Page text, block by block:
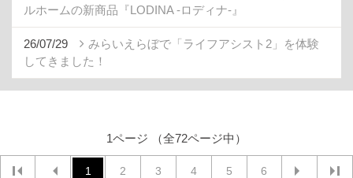
ルホームの新商品『LODINA -ロディナ-』
26/07/29
みらいえらぼで「ライフアシスト2」を体験
してきました！
1ページ （全72ページ中）
1 2 3 4 5 6